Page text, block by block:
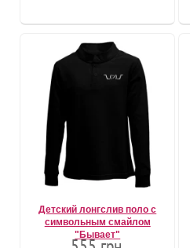
Детский лонгслив поло с
символьным смайлом
"Бывает"